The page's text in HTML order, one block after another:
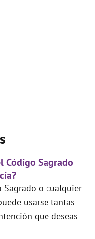
Código Sagrado
Sagrado o cualquier
usarse tantas
que deseas